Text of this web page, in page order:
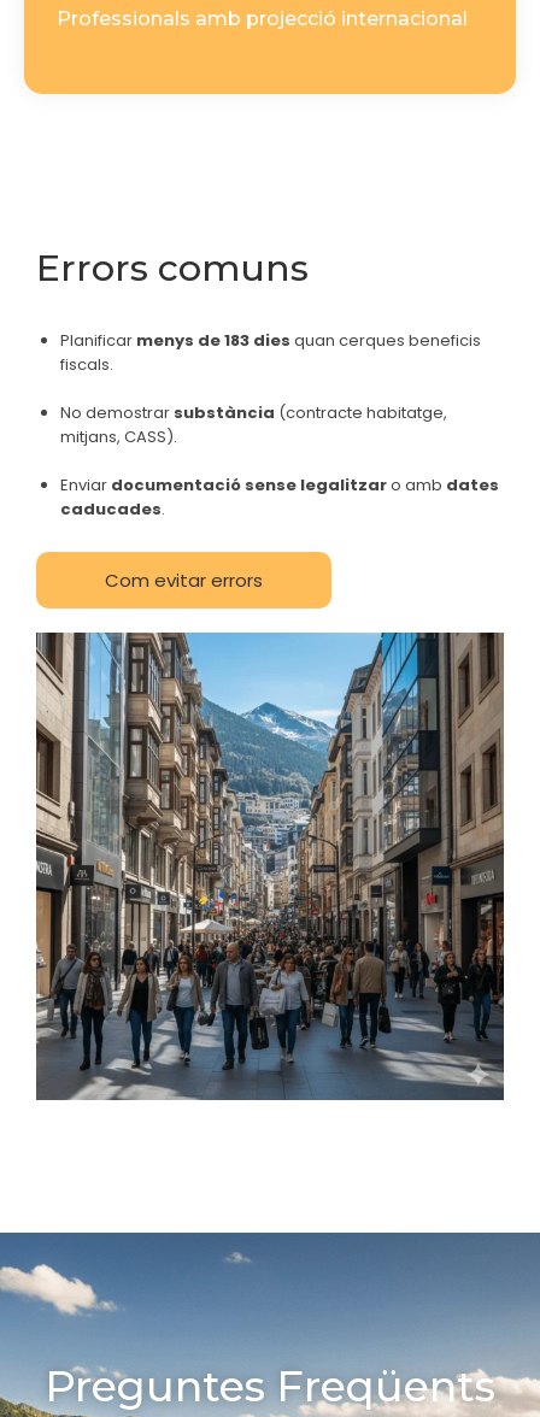
Professionals amb projecció internacional
Errors comuns
Planificar menys de 183 dies quan cerques beneficis
fiscals.
No demostrar substància (contracte habitatge,
mitjans, CASS).
Enviar documentació sense legalitzaro amb dates
caducades.
Com evitar errors
Preguntes Freqüents